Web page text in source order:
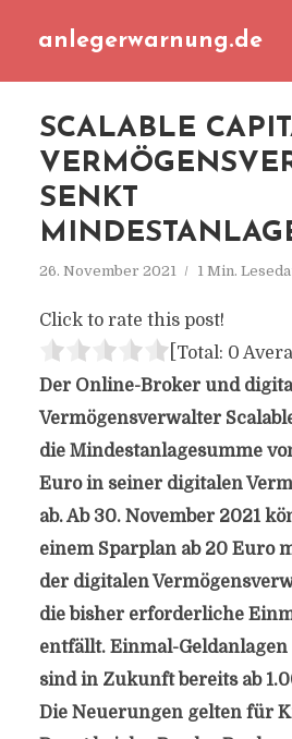
anlegerwarnung.de
SCALABLE
SENKT
26. November 2021 1 Min.
Click to rate this post!
[Total: 0
Der Online-Broker und
Vermögensverwalter
die Mindestanlagesumme
Euro in seiner digitalen
ab. Ab 30. November 2021
einem Sparplan ab 20 Euro
der digitalen
die bisher erforderliche
entfällt. Einmal-Geldanlagen
sind in Zukunft bereits ab
Die Neuerungen gelten für